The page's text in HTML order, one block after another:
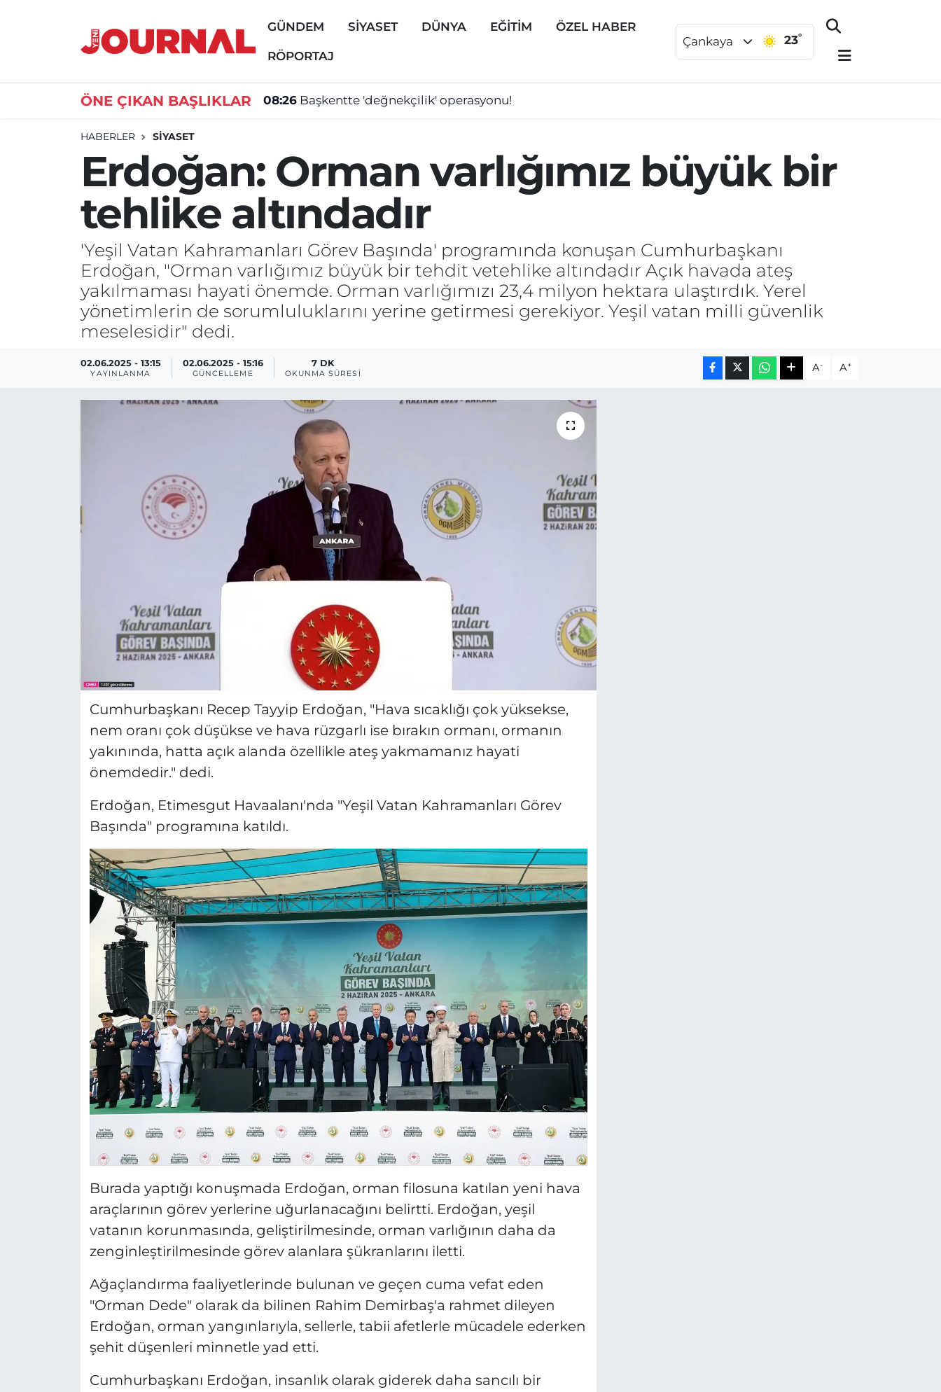
GÜNDEM SİYASET DÜNYA EĞİTİM ÖZEL HABER
RÖPORTAJ
Çankaya 23°
ÖNE ÇIKAN BAŞLIKLAR 08:26 Başkentte 'değnekçilik' operasyonu!
HABERLER SİYASET
Erdoğan: Orman varlığımız büyük bir
tehlike altındadır
'Yeşil Vatan Kahramanları Görev Başında' programında konuşan Cumhurbaşkanı
Erdoğan, "Orman varlığımız büyük bir tehdit vetehlike altındadır Açık havada ateş
yakılmaması hayati önemde. Orman varlığımızı 23,4 milyon hektara ulaştırdık. Yerel
yönetimlerin de sorumluluklarını yerine getirmesi gerekiyor. Yeşil vatan milli güvenlik
meselesidir" dedi.
02.06.2025 - 13:15
YAYINLANMA
02.06.2025 - 15:16
GÜNCELLEME
7 DK
OKUNMA SÜRESI A- A+
Cumhurbaşkanı Recep Tayyip Erdoğan, "Hava sıcaklığı çok yüksekse,
nem oranı çok düşükse ve hava rüzgarlı ise bırakın ormanı, ormanın
yakınında, hatta açık alanda özellikle ateş yakmamanız hayati
önemdedir." dedi.
Erdoğan, Etimesgut Havaalanı'nda "Yeşil Vatan Kahramanları Görev
Başında" programına katıldı.
Burada yaptığı konuşmada Erdoğan, orman filosuna katılan yeni hava
araçlarının görev yerlerine uğurlanacağını belirtti. Erdoğan, yeşil
vatanın korunmasında, geliştirilmesinde, orman varlığının daha da
zenginleştirilmesinde görev alanlara şükranlarını iletti.
Ağaçlandırma faaliyetlerinde bulunan ve geçen cuma vefat eden
"Orman Dede" olarak da bilinen Rahim Demirbaş'a rahmet dileyen
Erdoğan, orman yangınlarıyla, sellerle, tabii afetlerle mücadele ederken
şehit düşenleri minnetle yad etti.
Cumhurbaşkanı Erdoğan, insanlık olarak giderek daha sancılı bir
GÜNDEM
DÜNYA
ÖZEL HABER
Nöbetçi Eczaneler
Süper Lig Puan Durumu ve Fikstür
Tüm Manşetler
Son Dakika Haberleri
Haber Arşivi